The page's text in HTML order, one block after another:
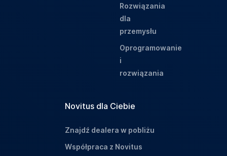
Rozwiązania
dla
przemysłu
Oprogramowanie
i
rozwiązania
Novitus dla Ciebie
Znajdź dealera w pobliżu
Współpraca z Novitus